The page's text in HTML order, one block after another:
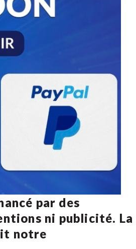
par des
ni publicité. La
notre